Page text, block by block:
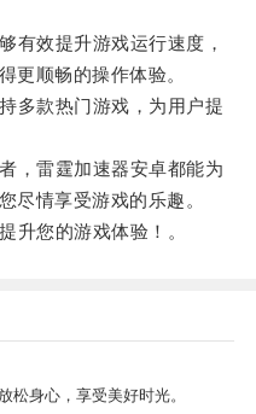
效提升游戏运行速度，
更顺畅的操作体验。
款热门游戏，为用户提
雷霆加速器安卓都能为
尽情享受游戏的乐趣。
您的游戏体验！。
松身心，享受美好时光。